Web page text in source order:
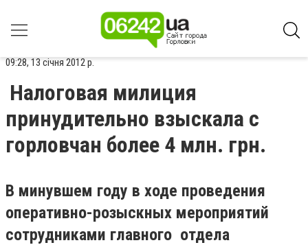
09:28, 13 січня 2012 р.
Налоговая милиция
принудительно взыскала с
горловчан более 4 млн. грн.
В минувшем году в ходе проведения
оперативно-розыскных мероприятий
сотрудниками главного отдела